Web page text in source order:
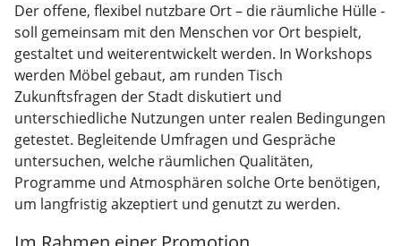
Der offene, flexibel nutzbare Ort – die räumliche Hülle -
soll gemeinsam mit den Menschen vor Ort bespielt,
gestaltet und weiterentwickelt werden. In Workshops
werden Möbel gebaut, am runden Tisch
Zukunftsfragen der Stadt diskutiert und
unterschiedliche Nutzungen unter realen Bedingungen
getestet. Begleitende Umfragen und Gespräche
untersuchen, welche räumlichen Qualitäten,
Programme und Atmosphären solche Orte benötigen,
um langfristig akzeptiert und genutzt zu werden.